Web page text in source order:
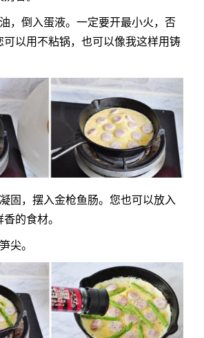
，倒入蛋液。一定要开最小火，否
可以用不粘锅，也可以像我这样用铸
固，摆入金枪鱼肠。您也可以放入
的食材。
尖。